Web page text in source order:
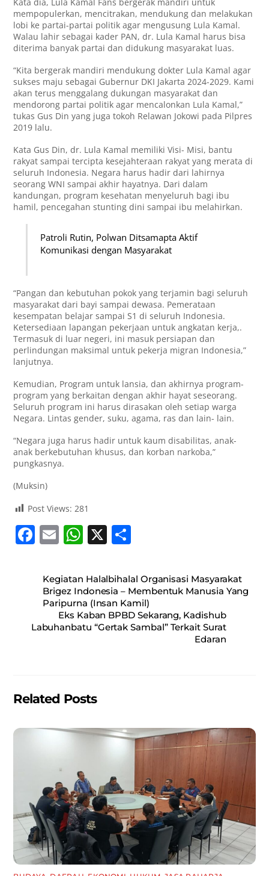
mempopulerkan, mencitrakan, mendukung dan melakukan
lobi ke partai-partai politik agar mengusung Lula Kamal.
Walau lahir sebagai kader PAN, dr. Lula Kamal harus bisa
diterima banyak partai dan didukung masyarakat luas.
“Kita bergerak mandiri mendukung dokter Lula Kamal agar
sukses maju sebagai Gubernur DKI Jakarta 2024-2029. Kami
akan terus menggalang dukungan masyarakat dan
mendorong partai politik agar mencalonkan Lula Kamal,”
tukas Gus Din yang juga tokoh Relawan Jokowi pada Pilpres
2019 lalu.
Kata Gus Din, dr. Lula Kamal memiliki Visi- Misi, bantu
rakyat sampai tercipta kesejahteraan rakyat yang merata di
seluruh Indonesia. Negara harus hadir dari lahirnya
seorang WNI sampai akhir hayatnya. Dari dalam
kandungan, program kesehatan menyeluruh bagi ibu
hamil, pencegahan stunting dini sampai ibu melahirkan.
Patroli Rutin, Polwan Ditsamapta Aktif
Komunikasi dengan Masyarakat
“Pangan dan kebutuhan pokok yang terjamin bagi seluruh
masyarakat dari bayi sampai dewasa. Pemerataan
kesempatan belajar sampai S1 di seluruh Indonesia.
Ketersediaan lapangan pekerjaan untuk angkatan kerja,.
Termasuk di luar negeri, ini masuk persiapan dan
perlindungan maksimal untuk pekerja migran Indonesia,”
lanjutnya.
Kemudian, Program untuk lansia, dan akhirnya program-
program yang berkaitan dengan akhir hayat seseorang.
Seluruh program ini harus dirasakan oleh setiap warga
Negara. Lintas gender, suku, agama, ras dan lain- lain.
“Negara juga harus hadir untuk kaum disabilitas, anak-
anak berkebutuhan khusus, dan korban narkoba,”
pungkasnya.
(Muksin)
Post Views: 281
F
c
e
b
o
E
ai
l
W
at
s
A
p
X
ar
e
Kegiatan Halalbihalal Organisasi Masyarakat
Brigez Indonesia – Membentuk Manusia Yang
Paripurna (Insan Kamil)
Eks Kaban BPBD Sekarang, Kadishub
Labuhanbatu “Gertak Sambal” Terkait Surat
Edaran
Related Posts